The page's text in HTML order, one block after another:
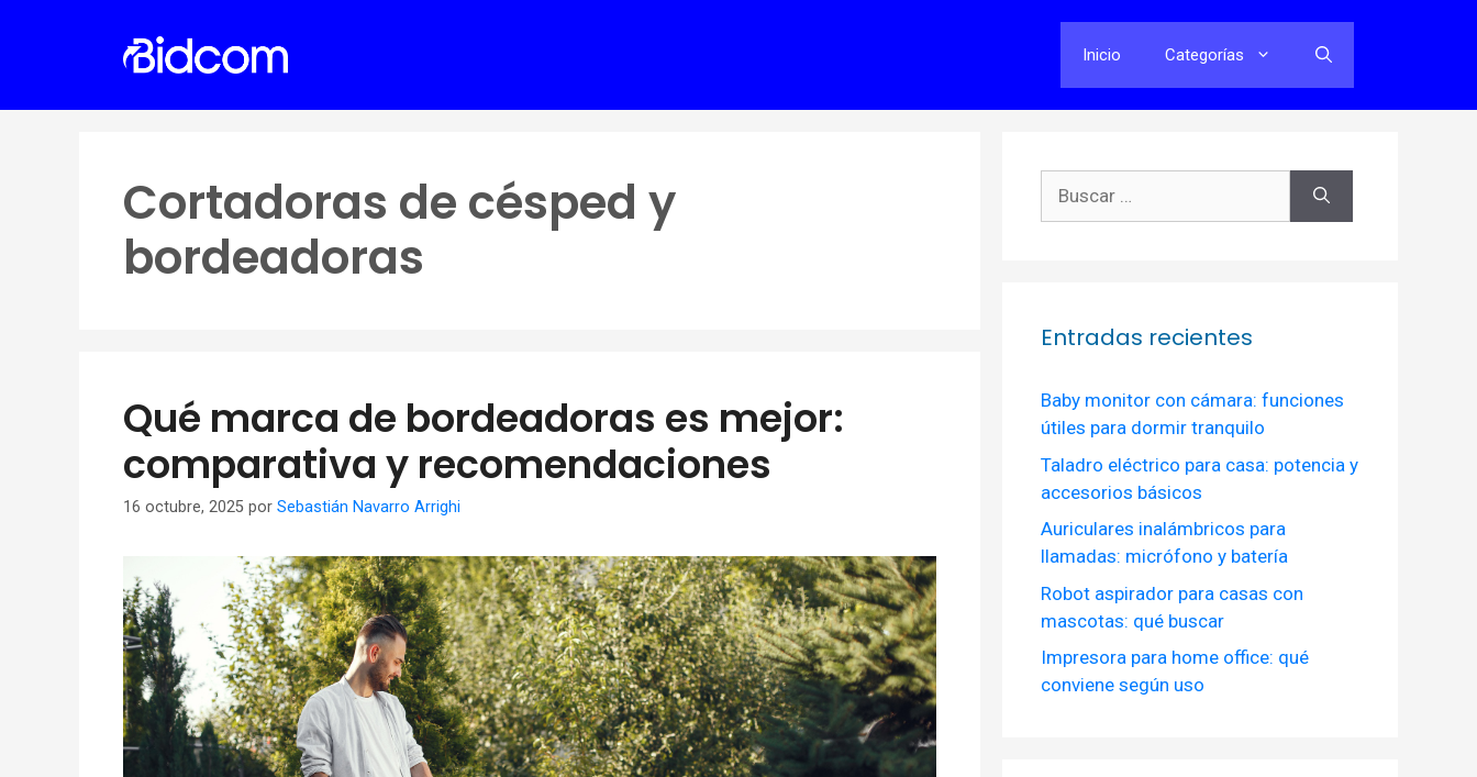
Inicio Categorías
Cortadoras de césped y
bordeadoras
Qué marca de bordeadoras es mejor:
comparativa y recomendaciones
16 octubre, 2025 por Sebastián Navarro Arrighi
Entradas recientes
Baby monitor con cámara: funciones
útiles para dormir tranquilo
Taladro eléctrico para casa: potencia y
accesorios básicos
Auriculares inalámbricos para
llamadas: micrófono y batería
Robot aspirador para casas con
mascotas: qué buscar
Impresora para home office: qué
conviene según uso